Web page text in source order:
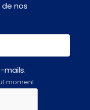
nos
mails.
moment